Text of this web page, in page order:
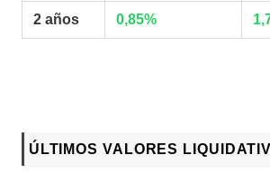
2 años 0,85%
ÚLTIMOS VALORES